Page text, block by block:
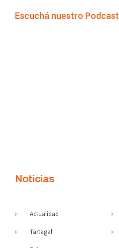
Escuchá nuestro Podcast
Noticias
Actualidad
Tartagal